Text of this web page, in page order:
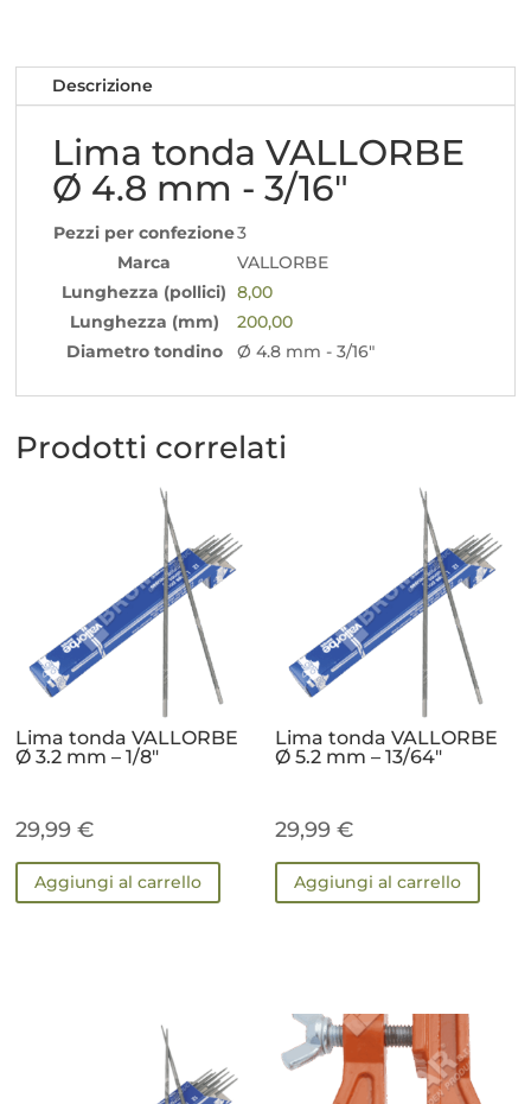
quantità
Descrizione
Lima tonda VALLORBE
Ø 4.8 mm - 3/16"
Pezzi per confezione3
Marca
VALLORBE
Lunghezza (pollici) 8,00
Lunghezza (mm)
200,00
Diametro tondino
Ø 4.8 mm - 3/16"
Prodotti correlati
Lima tonda VALLORBE
Ø 3.2 mm – 1/8″
29,99€
Aggiungi al carrello
Lima tonda VALLORBE
Ø 5.2 mm – 13/64″
29,99€
Aggiungi al carrello